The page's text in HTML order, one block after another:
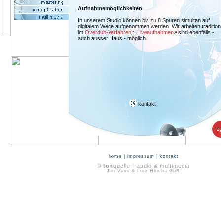
Aufnahmemöglichkeiten
In unserem Studio können bis zu 8 Spuren simultan auf
digitalem Wege aufgenommen werden. Wir arbeiten
im Overdub-Verfahren Liveaufnahmen
sind ebenfalls -
auch ausser Haus - möglich.
kontakt
home impressum kontakt
© tonquelle - audio & multimedia
Jan Voss & Lutz Hincha GbR